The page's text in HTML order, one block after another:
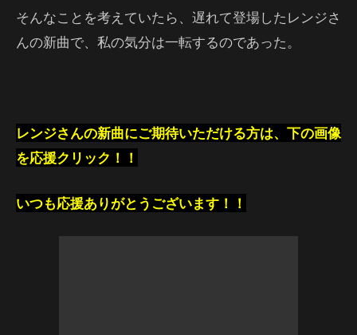
そんなことを考えていたら、遅れて登場したレンジさ
んの新曲で、私の気分は一転するのであった。
レンジさんの新曲にご期待いただける方は、下の画像
を応援クリック！！
いつも応援ありがとうございます！！